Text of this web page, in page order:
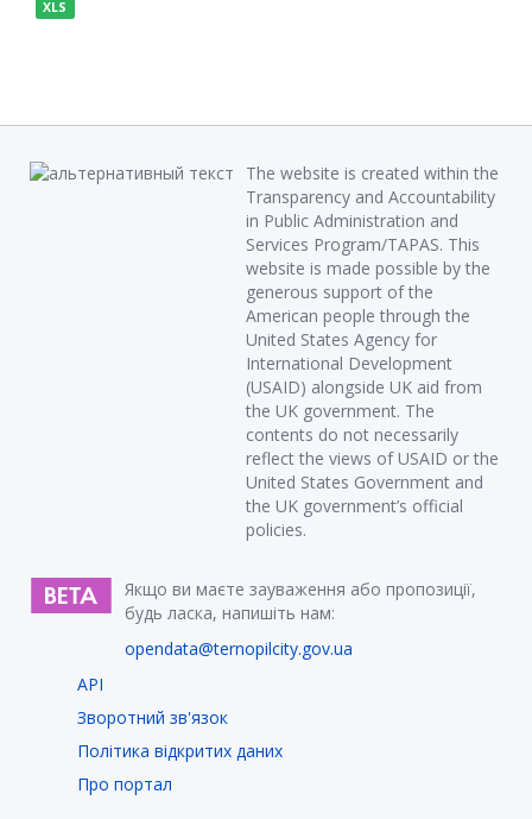
XLS
The website is created within the
Transparency and Accountability
in Public Administration and
Services Program/TAPAS. This
website is made possible by the
generous support of the
American people through the
United States Agency for
International Development
(USAID) alongside UK aid from
the UK government. The
contents do not necessarily
reflect the views of USAID or the
United States Government and
the UK government’s official
policies.
Якщо ви маєте зауваження або пропозиції,
будь ласка, напишіть нам:
opendata@ternopilcity.gov.ua
API
Зворотний зв'язок
Політика відкритих даних
Про портал